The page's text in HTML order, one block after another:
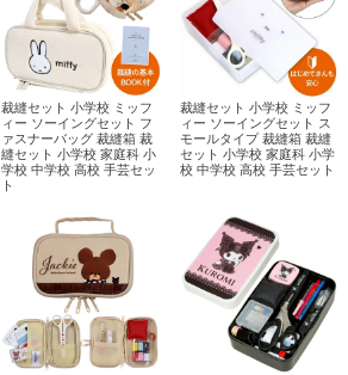
裁縫セット 小学校 ミッフ
ィー ソーイングセット フ
ァスナーバッグ 裁縫箱 裁
縫セット 小学校 家庭科 小
学校 中学校 高校 手芸セッ
ト
裁縫セット 小学校 ミッフ
ィー ソーイングセット ス
モールタイプ 裁縫箱 裁縫
セット 小学校 家庭科 小学
校 中学校 高校 手芸セット